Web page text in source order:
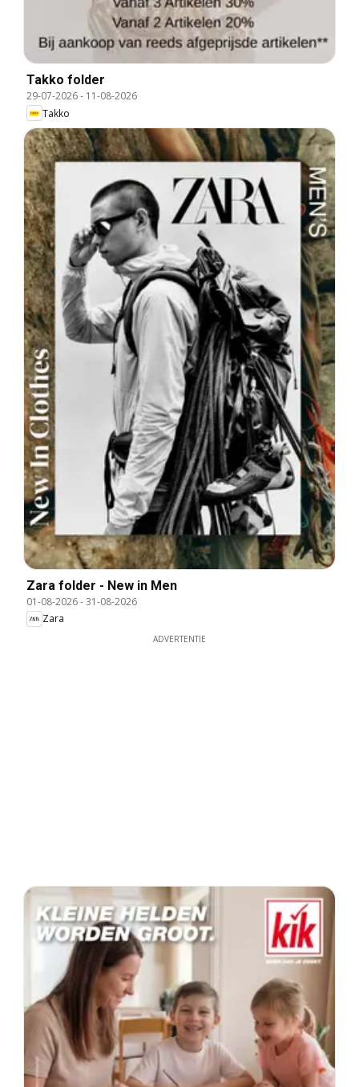
Takko folder
29-07-2026- 11-08-2026
Takko
Zara folder - New in Men
01-08-2026-31-08-2026
Zara
ADVERTENTIE